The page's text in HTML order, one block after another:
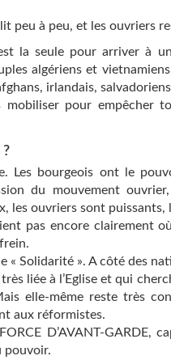
peu à peu, et les ouvriers
la seule pour arriver à
algériens et
irlandais,
mobiliser pour empêcher
bourgeois ont le
du mouvement
les ouvriers sont
pas encore clairement
« Solidarité ». A côté des
liée à l’Eglise et qui
elle-même reste très
aux réformistes.
D’AVANT-GARDE,
pouvoir.